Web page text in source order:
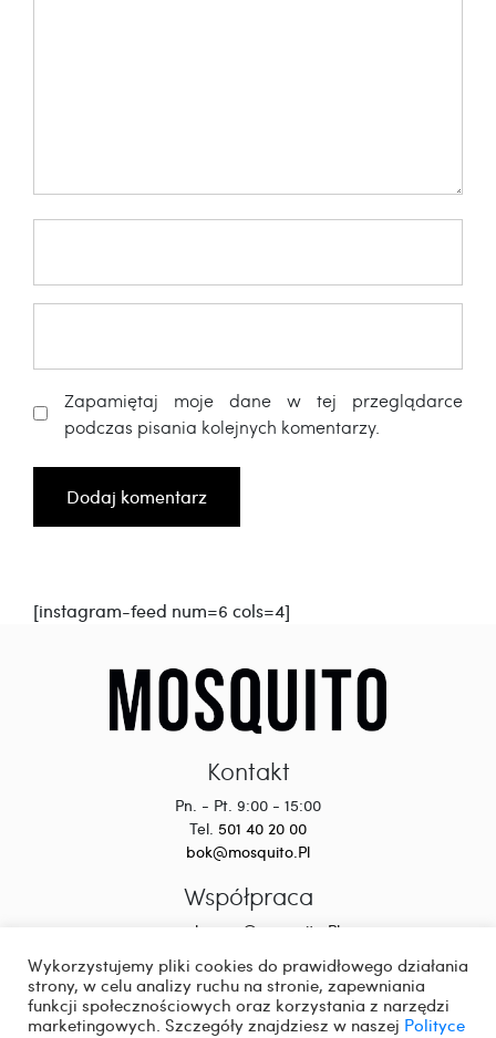
Zapamiętaj moje dane w tej przeglądarce
podczas pisania kolejnych komentarzy.
[instagram-feed num=6 cols=4]
Kontakt
Pn. - Pt. 9:00 - 15:00
Tel. 501 40 20 00
bok@mosquito.Pl
Współpraca
wspolpraca@mosquito.Pl
Wykorzystujemy pliki cookies do prawidłowego działania
strony, w celu analizy ruchu na stronie, zapewniania
funkcji społecznościowych oraz korzystania z narzędzi
marketingowych. Szczegóły znajdziesz w naszej Polityce